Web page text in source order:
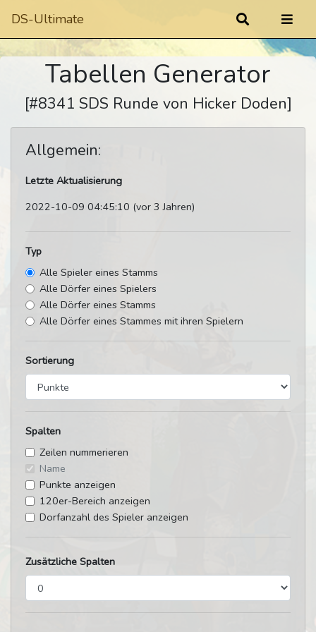
DS-Ultimate
Tabellen Generator
[#8341 SDS Runde von Hicker Doden]
Allgemein:
Letzte Aktualisierung
2022-10-09 04:45:10 (vor 3 Jahren)
Typ
Alle Spieler eines Stamms
Alle Dörfer eines Spielers
Alle Dörfer eines Stamms
Alle Dörfer eines Stammes mit ihren Spielern
Sortierung
Spalten
Zeilen nummerieren
Name
Punkte anzeigen
120er-Bereich anzeigen
Dorfanzahl des Spieler anzeigen
Zusätzliche Spalten